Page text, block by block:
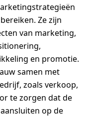
Ze zijn
van marketing,
en promotie.
samen met
zoals verkoop,
te zorgen dat de
op de